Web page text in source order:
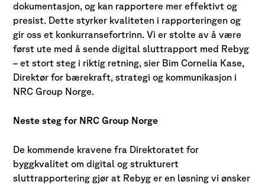
dokumentasjon, og kan rapportere mer effektivt og
presist. Dette styrker kvaliteten i rapporteringen og
gir oss et konkurransefortrinn. Vi er stolte av å være
først ute med å sende digital sluttrapport med Rebyg
– et stort steg i riktig retning, sier Bim Cornelia Kase,
Direktør for bærekraft, strategi og kommunikasjon i
NRC Group Norge.
Neste steg for NRC Group Norge
De kommende kravene fra Direktoratet for
byggkvalitet om digital og strukturert
sluttrapportering gjør at Rebyg er en løsning vi ønsker